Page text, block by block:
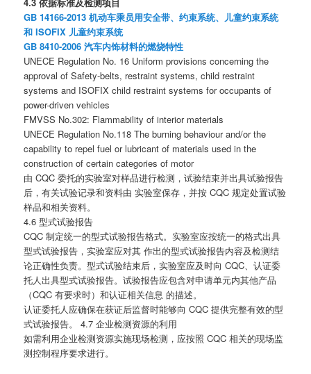
GB 14166-2013 机动车乘员用安全带、约束系统、儿童约束系统
和 ISOFIX 儿童约束系统
GB 8410-2006 汽车内饰材料的燃烧特性
UNECE Regulation No. 16 Uniform provisions concerning the
approval of Safety-belts, restraint systems, child restraint
systems and ISOFIX child restraint systems for occupants of
power-driven vehicles
FMVSS No.302: Flammability of interior materials
UNECE Regulation No.118 The burning behaviour and/or the
capability to repel fuel or lubricant of materials used in the
construction of certain categories of motor
由 CQC 委托的实验室对样品进行检测，试验结束并出具试验报告
后，有关试验记录和资料由 实验室保存，并按 CQC 规定处置试验
样品和相关资料。
4.6 型式试验报告
CQC 制定统一的型式试验报告格式。实验室应按统一的格式出具
型式试验报告，实验室应对其 作出的型式试验报告内容及检测结
论正确性负责。型式试验结束后，实验室应及时向 CQC、认证委
托人出具型式试验报告。试验报告应包含对申请单元内其他产品
（CQC 有要求时）和认证相关信息 的描述。
认证委托人应确保在获证后监督时能够向 CQC 提供完整有效的型
式试验报告。 4.7 企业检测资源的利用
如需利用企业检测资源实施现场检测，应按照 CQC 相关的现场监
测控制程序要求进行。